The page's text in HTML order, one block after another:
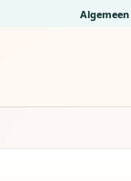
Algemeen